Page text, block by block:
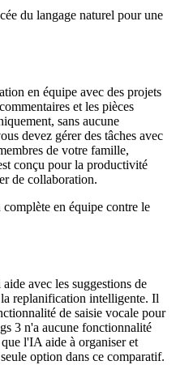
du langage naturel pour une
en équipe avec des projets
et les pièces
sans aucune
devez gérer des tâches avec
de votre famille,
conçu pour la productivité
de collaboration.
en équipe contre le
avec les suggestions de
replanification intelligente. Il
de saisie vocale pour
3 n'a aucune fonctionnalité
l'IA aide à organiser et
option dans ce comparatif.